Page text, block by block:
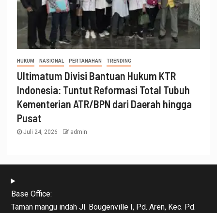
HUKUM NASIONAL PERTANAHAN TRENDING
Ultimatum Divisi Bantuan Hukum KTR
Indonesia: Tuntut Reformasi Total Tubuh
Kementerian ATR/BPN dari Daerah hingga
Pusat
Juli 24, 2026 admin
Base Office:
Taman mangu indah Jl. Bougenville I, Pd. Aren, Kec. Pd.